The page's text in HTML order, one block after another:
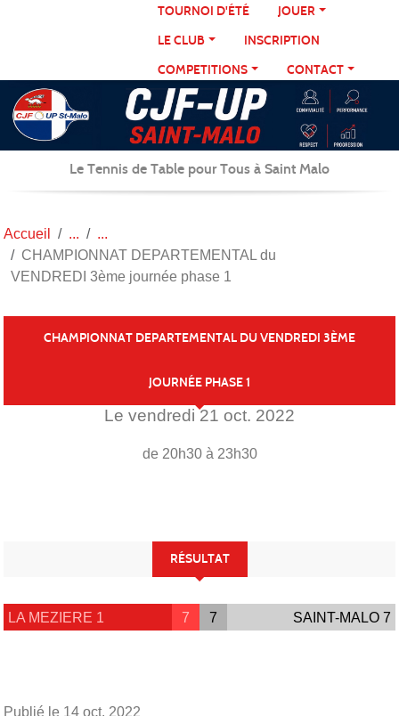
TOURNOI D'ÉTÉ
JOUER
LE CLUB
INSCRIPTION
COMPETITIONS
CONTACT
Le Tennis de Table pour Tous à Saint Malo
Accueil
CHAMPIONNAT DEPARTEMENTAL du
VENDREDI 3ème journée phase 1
CHAMPIONNAT DEPARTEMENTAL DU VENDREDI 3ÈME
JOURNÉE PHASE 1
Le vendredi21 oct. 2022
de 20h30 à 23h30
RÉSULTAT
LA MEZIERE 1 7 7 SAINT-MALO 7
Publié le 14 oct. 2022
Panneau de gestion des cookies